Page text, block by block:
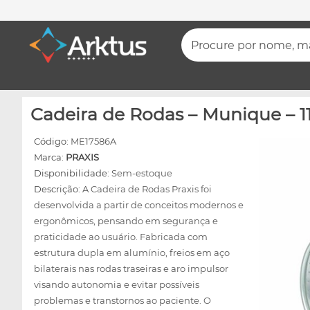
Procure por nome,
Cadeira de Rodas – Munique –
Código: ME17586A
Marca: PRAXIS
Disponibilidade: Sem-estoque
Descrição: A Cadeira de Rodas Praxis foi
desenvolvida a partir de conceitos modernos e
ergonômicos, pensando em segurança e
praticidade ao usuário. Fabricada com
estrutura dupla em alumínio, freios em aço
bilaterais nas rodas traseiras e aro impulsor
visando autonomia e evitar possíveis
problemas e transtornos ao paciente. O